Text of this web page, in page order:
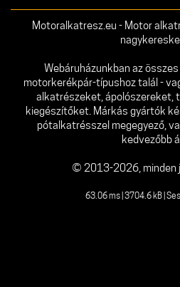
Motoralkatresz.eu - Motor
Webáruházunkban az
motorkerékpár-típushoz talál -
alkatrészeket, ápolószereket,
kiegészítőket. Márkás gyártók
pótalkatrésszel megegyező,
kedvezőbb
© 2013-2026, minden
63.06 ms | 3704.6 kB |